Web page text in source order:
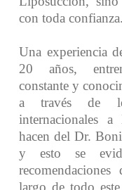
con toda confianza.
Una experiencia
20 años,
constante y
a través de
internacionales a
hacen del Dr.
y esto se